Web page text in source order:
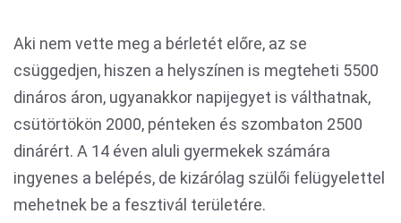
Aki nem vette meg a bérletét előre, az se
csüggedjen, hiszen a helyszínen is megteheti 5500
dináros áron, ugyanakkor napijegyet is válthatnak,
csütörtökön 2000, pénteken és szombaton 2500
dinárért. A 14 éven aluli gyermekek számára
ingyenes a belépés, de kizárólag szülői felügyelettel
mehetnek be a fesztivál területére.